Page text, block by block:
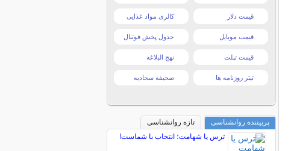
قیمت دلار کالری مواد غذایی
قیمت موبایل جدول پخش فوتبال
قیمت تبلت نهج البلاغه
تیتر روزنامه ها صحیفه سجادیه
پربیننده روانشناسی
تازه روانشناسی
ترس يا شهامت؛ انتخاب با شماست!